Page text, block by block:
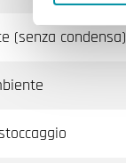
(senza condensa)